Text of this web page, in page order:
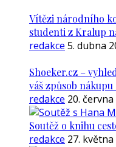
Vítězi národního
studenti z Kralup
redakce 5. dubna
Shoeker.cz –
váš způsob nákupu
redakce 20. června
Soutěž o knihu
redakce 27. května